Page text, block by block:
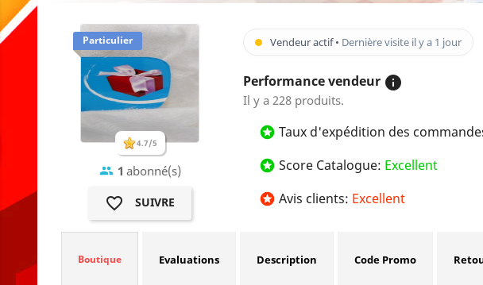
Particulier
4.7/5
group 1 abonné(s)
favorite_border SUIVRE
Vendeur actif • Dernière visite il y a 1 jour
Performance vendeur info
Il y a 228 produits.
stars Taux d'expédition des
stars Score Catalogue: Excellent
stars Avis clients: Excellent
Boutique Evaluations Description Code Promo